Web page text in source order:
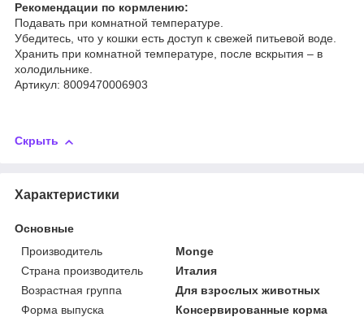
Рекомендации по кормлению:
Подавать при комнатной температуре.
Убедитесь, что у кошки есть доступ к свежей питьевой воде.
Хранить при комнатной температуре, после вскрытия – в
холодильнике.
Артикул: 8009470006903
Скрыть
Характеристики
Основные
Производитель
Monge
Страна производитель
Италия
Возрастная группа
Для взрослых животных
Форма выпуска
Консервированные корма